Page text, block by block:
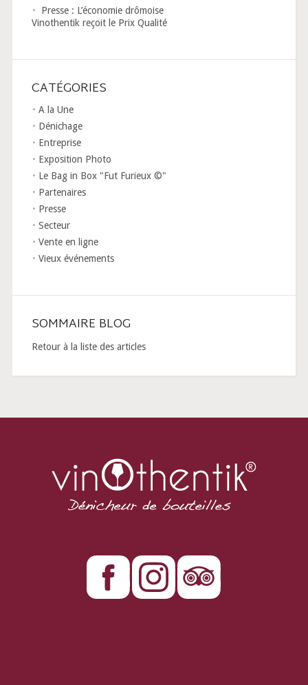
Presse : L’économie drômoise
Vinothentik reçoit le Prix Qualité
CATÉGORIES
A la Une
Dénichage
Entreprise
Exposition Photo
Le Bag in Box "Fut Furieux ©"
Partenaires
Presse
Secteur
Vente en ligne
Vieux événements
SOMMAIRE BLOG
Retour à la liste des articles